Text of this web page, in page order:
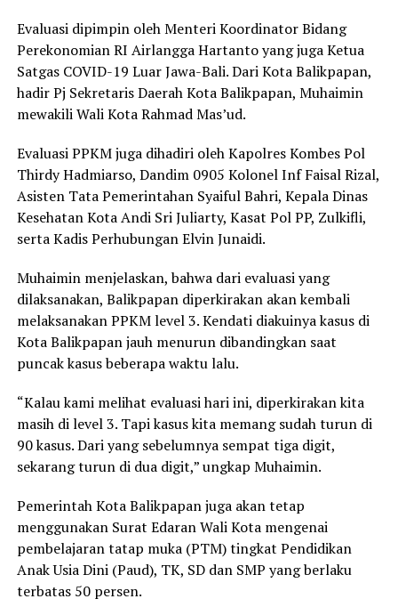
Evaluasi dipimpin oleh Menteri Koordinator Bidang
Perekonomian RI Airlangga Hartanto yang juga Ketua
Satgas COVID-19 Luar Jawa-Bali. Dari Kota Balikpapan,
hadir Pj Sekretaris Daerah Kota Balikpapan, Muhaimin
mewakili Wali Kota Rahmad Mas’ud.
Evaluasi PPKM juga dihadiri oleh Kapolres Kombes Pol
Thirdy Hadmiarso, Dandim 0905 Kolonel Inf Faisal Rizal,
Asisten Tata Pemerintahan Syaiful Bahri, Kepala Dinas
Kesehatan Kota Andi Sri Juliarty, Kasat Pol PP, Zulkifli,
serta Kadis Perhubungan Elvin Junaidi.
Muhaimin menjelaskan, bahwa dari evaluasi yang
dilaksanakan, Balikpapan diperkirakan akan kembali
melaksanakan PPKM level 3. Kendati diakuinya kasus di
Kota Balikpapan jauh menurun dibandingkan saat
puncak kasus beberapa waktu lalu.
“Kalau kami melihat evaluasi hari ini, diperkirakan kita
masih di level 3. Tapi kasus kita memang sudah turun di
90 kasus. Dari yang sebelumnya sempat tiga digit,
sekarang turun di dua digit,” ungkap Muhaimin.
Pemerintah Kota Balikpapan juga akan tetap
menggunakan Surat Edaran Wali Kota mengenai
pembelajaran tatap muka (PTM) tingkat Pendidikan
Anak Usia Dini (Paud), TK, SD dan SMP yang berlaku
terbatas 50 persen.